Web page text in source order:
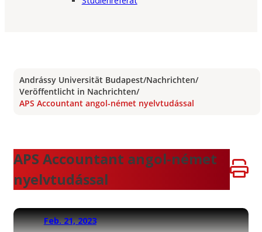
Andrássy Universität Budapest/Nachrichten/
Veröffentlicht in Nachrichten/
APS Accountant angol-német nyelvtudással
APS Accountant angol-német
nyelvtudással
Feb. 21, 2023